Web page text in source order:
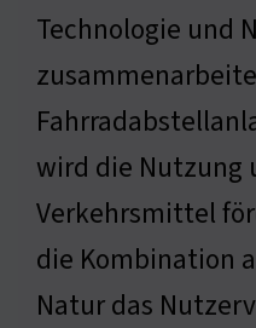
Technologie und
wird die
Verkehrsmittel
die Kombination
Natur das